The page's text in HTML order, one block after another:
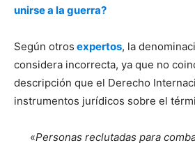
unirse a la guerra?
Según otros expertos, la
considera incorrecta, ya que no
descripción que el Derecho
instrumentos jurídicos sobre el
«Personas reclutadas para